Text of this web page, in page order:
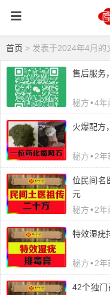
首页 > 发表于2024年4月的
售后服务
秘方•4年
火爆配方
秘方•2年
位民间名
元
秘方•2年
特效湿疣
秘方•2年
42个独